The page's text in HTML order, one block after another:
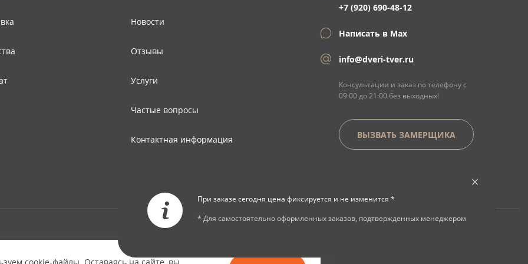
При заказе сегодня цена фиксируется и не изменится *
* Для самостоятельно оформленных заказов, подтвержденных менеджером
Новости
Отзывы
Услуги
Частые вопросы
Контактная информация
+7 (920) 690-48-12
Написать в Max
info@dveri-tver.ru
Консультации и заказ по телефону с
09:00 до 21:00 без выходных!
ВЫЗВАТЬ ЗАМЕРЩИКА
© Copyright 2026 ООО "Двери Тверь" Dveri-Tver.ru - интернет-магазин
межкомнатных дверей в Твери